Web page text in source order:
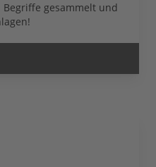
gesammelt und